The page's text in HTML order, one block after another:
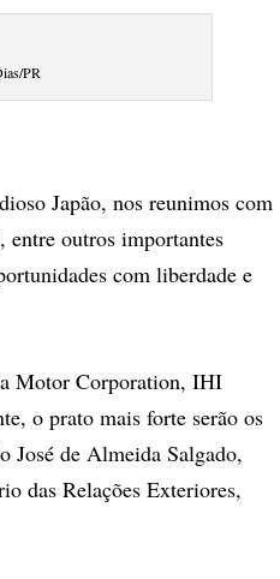
PR
Japão, nos reunimos com
entre outros importantes
com liberdade e
Motor Corporation, IHI
o prato mais forte serão os
José de Almeida Salgado,
das Relações Exteriores,